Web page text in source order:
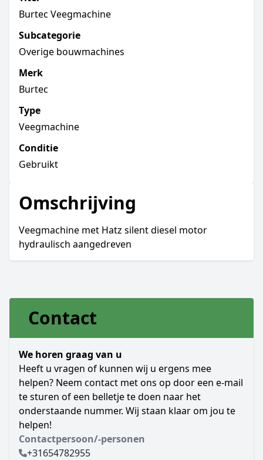
Burtec Veegmachine
Subcategorie
Overige bouwmachines
Merk
Burtec
Type
Veegmachine
Conditie
Gebruikt
Omschrijving
Veegmachine met Hatz silent diesel motor
hydraulisch aangedreven
Contact
We horen graag van u
Heeft u vragen of kunnen wij u ergens mee
helpen? Neem contact met ons op door een e-mail
te sturen of een belletje te doen naar het
onderstaande nummer. Wij staan klaar om jou te
helpen!
Contactpersoon/-personen
+31654782955